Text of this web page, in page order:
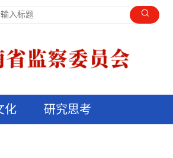
化 研究思考